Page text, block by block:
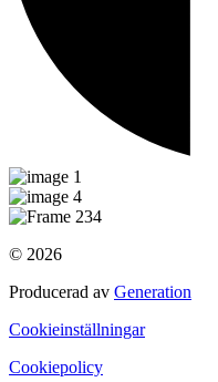
© 2026
Producerad av Generation
Cookieinställningar
Cookiepolicy